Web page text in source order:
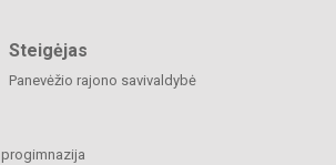
Steigėjas
Panevėžio rajono savivaldybė
progimnazija